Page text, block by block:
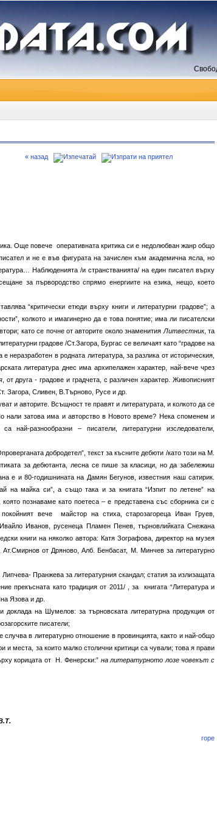
« назад
Още повече оперативната критика си е недолюбван жанр общо
и не е във фигурата на зачислен към академична ясла, но
Наблюденията /и странстванията/ на един писател върху
за първородство спрямо енергиите на езика, нещо, което
“критически етюди върху книги и литературни градове”; а
колкото и имагинерно да е това понятие; има ли писателски
като се почне от авторите около знаменития Литвестник, та
градове /Ст.Загора, Бургас се величаят като “градове на
неразработен в родната литература, за разлика от историческия,
литература днес има архипелажен характер, най-вече чрез
, от друга - градове и градчета, с различен характер. Живописният
Загора, Сливен, В.Търново, Русе и др.
авторите. Всъщност те правят и литературата, и колкото да се
нали затова има и авторство в Новото време? Нека споменем и
разнообразни – писатели, литературни изследователи,
добродетел”, текст за късните дебюти /като този на М.
за дебютанта, лесна се пише за класици, но да забележиш
е и 80-годишнината на Дамян Бегунов, известния наш сатирик.
на майка си”, а също така и за книгата “Изпит по летене” на
познаваме като поетеса – е представена със сборника си с
вече майстор на стиха, старозагореца Иван Груев,
Иванов, русенеца Пламен Пенев, търновлийката Снежана
книги на няколко автора: Катя Зографова, директор на музея
от Дряново, Алб. Бенбасат, М. Минчев за литературно
Пранжева за литературния скандал; статия за излизащата
прекъсната като традиция от 2011/ , за книгата “Литература и
Язова и др.
на Шумелов: за търновската литературна продукция от
писатели;
в литературно отношение в провинцията, както и най-общо
и места, за които малко столични критици са чували; това я прави
корицата от Н. Фенерски:” на литературното лозе човекът с
горе